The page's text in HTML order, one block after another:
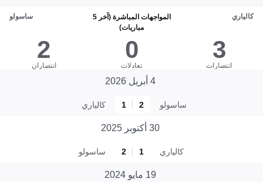
كالياري
المواجهات المباشرة (آخر 5
مباريات)
ساسولو
3
انتصارات
0
تعادلات
2
انتصاران
4 أبريل 2026
ساسولو 2
1 كالياري
30 أكتوبر 2025
كالياري 1
2 ساسولو
19 مايو 2024